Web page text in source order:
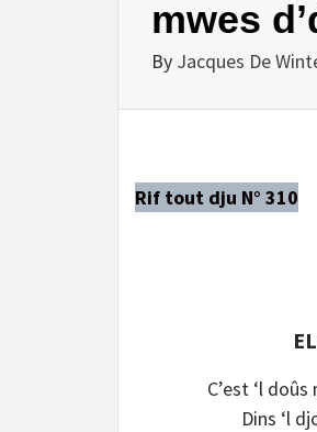
mwes
By Jacques De
Rif tout dju N° 310
C’est ‘l
Dins ‘l